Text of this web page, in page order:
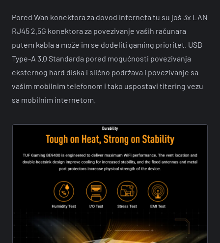
Pored Wan konektora za dovod interneta tu su još 3x LAN
RJ45 2.5G konektora za povezivanje vaših računara
putem kabla a može im se dodeliti gaming prioritet. USB
Type-A 3.0 Standarda pored mogućnosti povezivanja
eksternog hard diska i slično podržava i povezivanje sa
vašim mobilnim telefonom i tako uspostavi titering vezu
sa mobilnim internetom.